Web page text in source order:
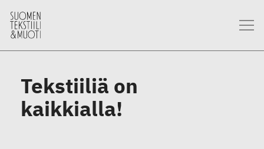
Tekstiiliä on
kaikkialla!